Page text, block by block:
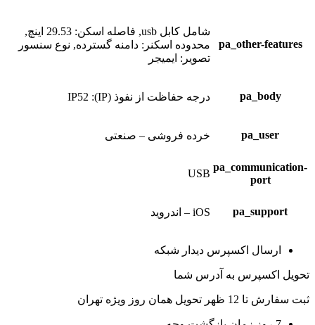
pa_other-features
شامل کابل usb, فاصله اسکن: 29.53 اینچ,
محدوده اسکنر: دامنه گسترده, نوع سنسور
تصویر: ایمیجر
pa_body درجه حفاظت از نفوذ (IP): IP52
pa_user خرده فروشی – صنعتی
pa_communication-
port
USB
pa_support iOS – اندروید
ارسال اکسپرس دیدار شبکه
تحویل اکسپرس به آدرس شما
ثبت سفارش تا 12 ظهر تحویل همان روز ویژه تهران